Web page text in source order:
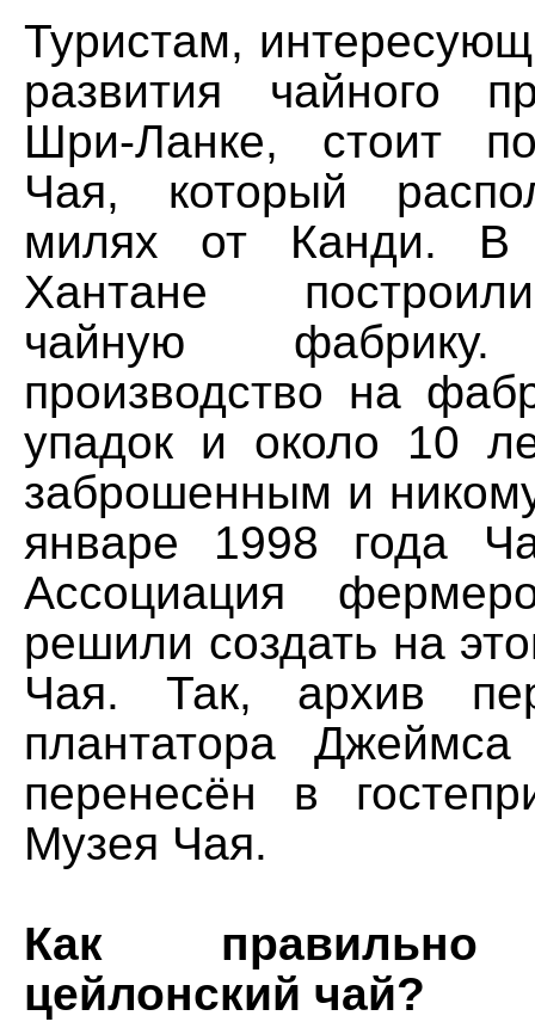
Туристам,
развития чайного
Шри-Ланке, стоит
Чая, который
милях от Канди. В
Хантане
чайную фабрику.
производство на
упадок и около 10
заброшенным и
январе 1998 года
Ассоциация
решили создать на
Чая. Так, архив
плантатора
перенесён в
Музея Чая.
Как правильно
цейлонский чай?